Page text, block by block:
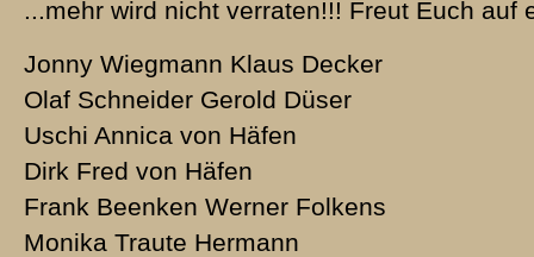
...mehr wird nicht verraten!!! Freut Euch auf
Jonny Wiegmann Klaus Decker
Olaf Schneider Gerold Düser
Uschi Annica von Häfen
Dirk Fred von Häfen
Frank Beenken Werner Folkens
Monika Traute Hermann